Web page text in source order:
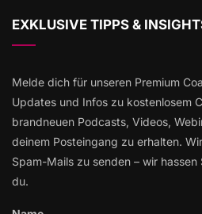
EXKLUSIVE TIPPS &
Melde dich für unseren Premium
Updates und Infos zu kostenlosem
brandneuen Podcasts, Videos,
deinem Posteingang zu erhalten.
Spam-Mails zu senden – wir
du.